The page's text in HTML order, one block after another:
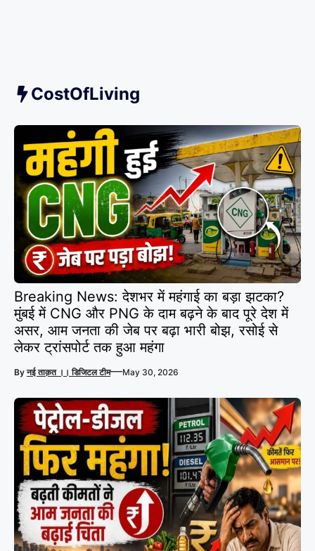
CostOfLiving
Breaking News: देशभर में महंगाई का बड़ा झटका?
मुंबई में CNG और PNG के दाम बढ़ने के बाद पूरे देश में
असर, आम जनता की जेब पर बढ़ा भारी बोझ, रसोई से
लेकर ट्रांसपोर्ट तक हुआ महंगा
Byनई ताक़त ।। डिजिटल टीम—May 30, 2026